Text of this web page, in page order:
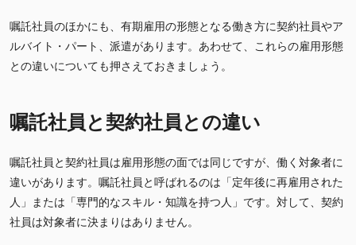
嘱託社員のほかにも、有期雇用の形態となる働き方に契約社員やア
ルバイト・パート、派遣があります。あわせて、これらの雇用形態
との違いについても押さえておきましょう。
嘱託社員と契約社員との違い
嘱託社員と契約社員は雇用形態の面では同じですが、働く対象者に
違いがあります。嘱託社員と呼ばれるのは「定年後に再雇用された
人」または「専門的なスキル・知識を持つ人」です。対して、契約
社員は対象者に決まりはありません。